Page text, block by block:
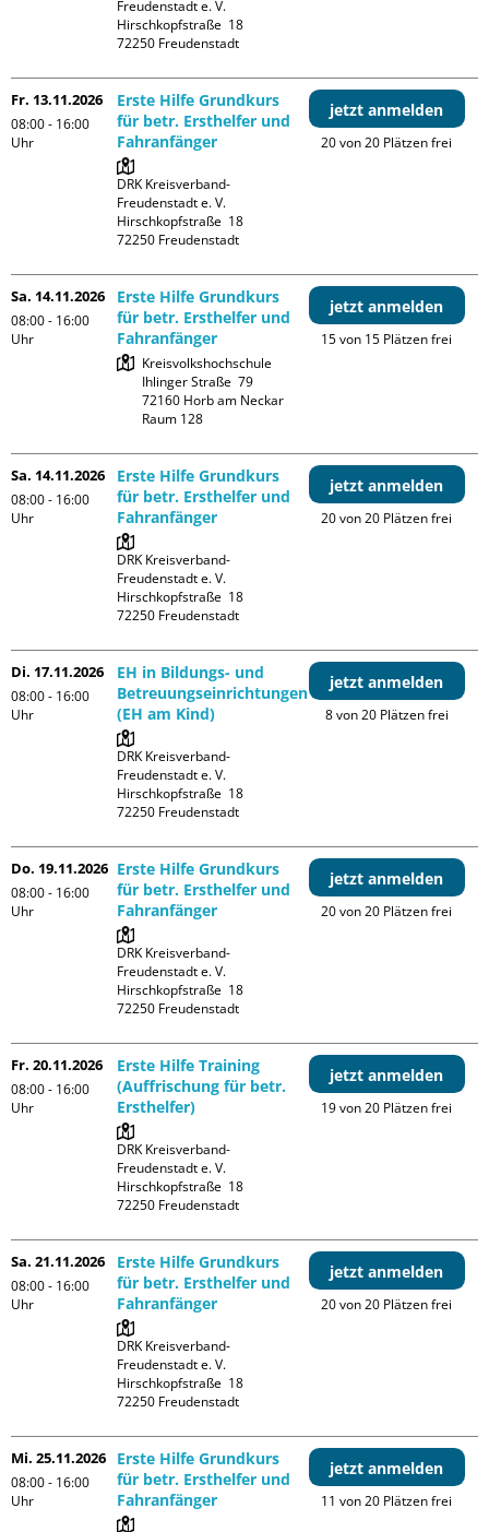
Freudenstadt e. V.
Hirschkopfstraße  18
Fr. 13.11.2026
08:00 - 16:00
Uhr
Erste Hilfe Grundkurs
für betr. Ersthelfer und
Fahranfänger
DRK Kreisverband-
Freudenstadt e. V.
Hirschkopfstraße  18
jetzt anmelden
20 von 20 Plätzen frei
Sa. 14.11.2026
08:00 - 16:00
Uhr
Erste Hilfe Grundkurs
für betr. Ersthelfer und
Fahranfänger
Kreisvolkshochschule
Ihlinger Straße  79
72160 Horb am Neckar
Raum 128
jetzt anmelden
15 von 15 Plätzen frei
Sa. 14.11.2026
08:00 - 16:00
Uhr
Erste Hilfe Grundkurs
für betr. Ersthelfer und
Fahranfänger
DRK Kreisverband-
Freudenstadt e. V.
Hirschkopfstraße  18
jetzt anmelden
20 von 20 Plätzen frei
Di. 17.11.2026
08:00 - 16:00
Uhr
EH in Bildungs- und
Betreuungseinrichtungen
(EH am Kind)
DRK Kreisverband-
Freudenstadt e. V.
Hirschkopfstraße  18
jetzt anmelden
8 von 20 Plätzen frei
Do. 19.11.2026
08:00 - 16:00
Uhr
Erste Hilfe Grundkurs
für betr. Ersthelfer und
Fahranfänger
DRK Kreisverband-
Freudenstadt e. V.
Hirschkopfstraße  18
jetzt anmelden
20 von 20 Plätzen frei
Fr. 20.11.2026
08:00 - 16:00
Uhr
Erste Hilfe Training
(Auffrischung für betr.
Ersthelfer)
DRK Kreisverband-
Freudenstadt e. V.
Hirschkopfstraße  18
jetzt anmelden
19 von 20 Plätzen frei
Sa. 21.11.2026
08:00 - 16:00
Uhr
Erste Hilfe Grundkurs
für betr. Ersthelfer und
Fahranfänger
DRK Kreisverband-
Freudenstadt e. V.
Hirschkopfstraße  18
jetzt anmelden
20 von 20 Plätzen frei
Mi. 25.11.2026
08:00 - 16:00
Uhr
Erste Hilfe Grundkurs
für betr. Ersthelfer und
Fahranfänger
jetzt anmelden
11 von 20 Plätzen frei